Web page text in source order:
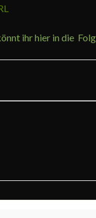
ihr hier in die